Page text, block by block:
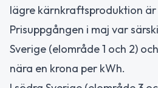
lägre kärnkraftsproduktion
Prisuppgången i maj var
Sverige (elområde 1 och 2)
nära en krona per kWh.